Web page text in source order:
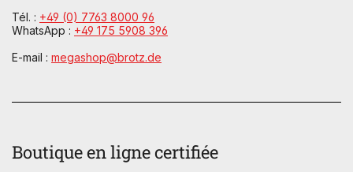
Tél. : +49 (0) 7763 8000 96
WhatsApp : +49 175 5908 396
E-mail : megashop@brotz.de
Boutique en ligne certifiée